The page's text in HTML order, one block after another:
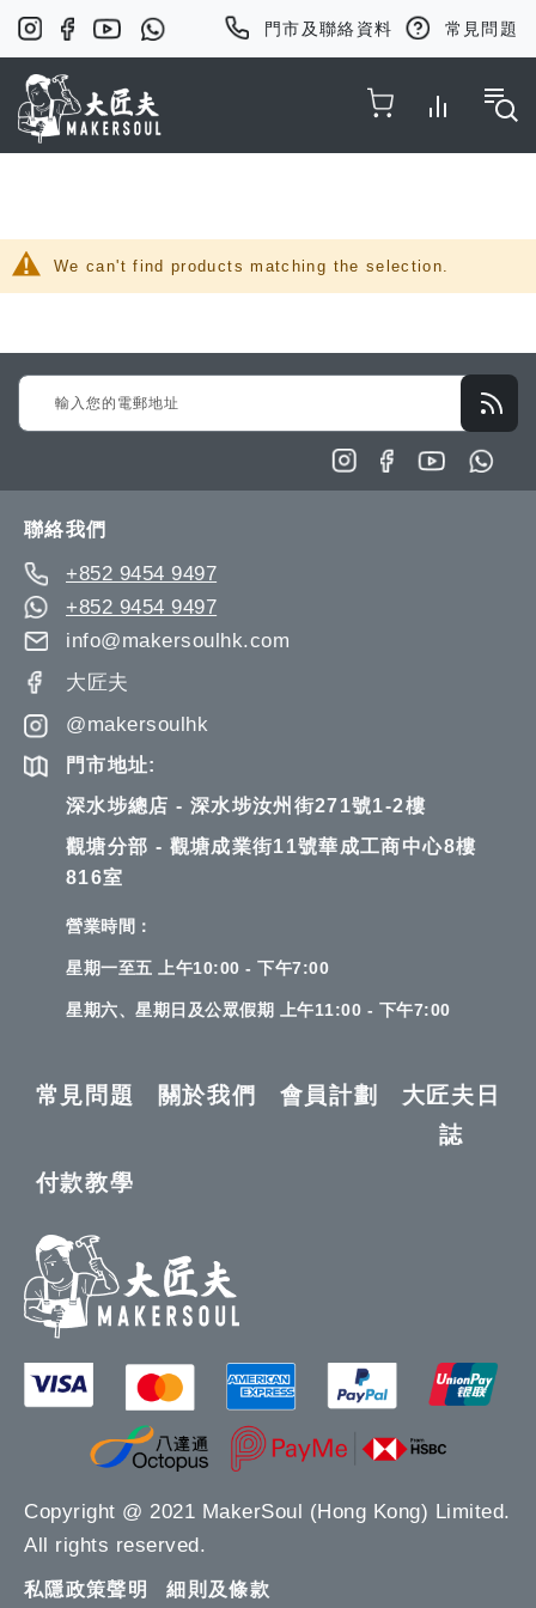
門市及聯絡資料 常見問題
We can't find products matching the selection.
Sign
Up
聯絡我們
+852 9454 9497
+852 9454 9497
info@makersoulhk.com
大匠夫
@makersoulhk
門市地址:
深水埗總店 - 深水埗汝州街271號1-2樓
觀塘分部 - 觀塘成業街11號華成工商中心8樓
816室
營業時間：
星期一至五 上午10:00 - 下午7:00
星期六、星期日及公眾假期 上午11:00 - 下午7:00
常見問題 關於我們 會員計劃
大匠夫日
誌
付款教學
Copyright @ 2021 MakerSoul (Hong Kong) Limited.
All rights reserved.
私隱政策聲明 細則及條款